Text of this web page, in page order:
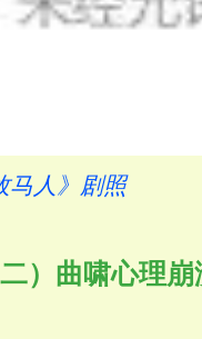
马人》剧照
二）曲啸心理